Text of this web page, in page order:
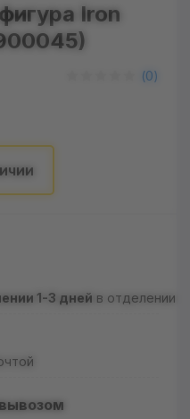
Iron
(0)
1-3 дней в отделении